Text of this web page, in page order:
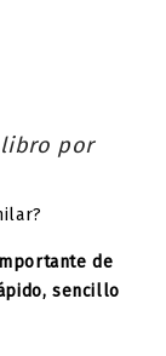
libro por
de
sencillo